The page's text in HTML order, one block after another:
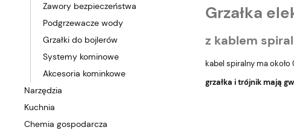
Zawory bezpieczeństwa
Podgrzewacze wody
Grzałki do bojlerów
Systemy kominowe
Akcesoria kominkowe
Narzędzia
Kuchnia
Chemia gospodarcza
Grzałka
z kablem
kabel spiralny ma
grzałka i trójnik mają